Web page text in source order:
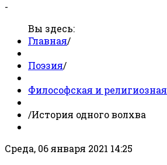
-
Вы здесь:
Главная/
Поэзия/
Философская и религиозная
/История одного волхва
Среда, 06 января 2021 14:25